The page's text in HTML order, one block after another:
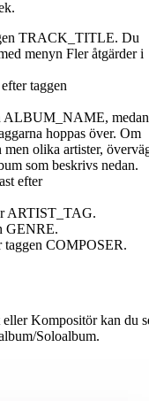
TRACK_TITLE. Du
menyn Fler åtgärder i
taggen
ALBUM_NAME, medan
hoppas över. Om
men olika artister,
som beskrivs nedan.
efter
ARTIST_TAG.
GENRE.
taggen COMPOSER.
Kompositör kan du
Soloalbum.